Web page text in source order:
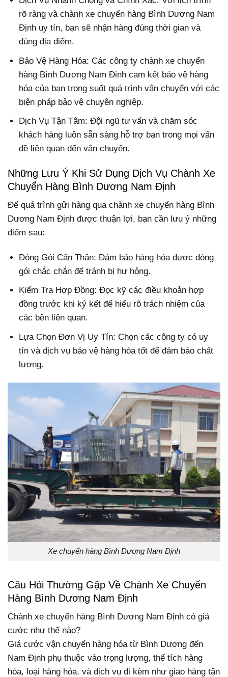
rõ ràng và chành xe chuyển hàng Bình Dương Nam
Định uy tín, bạn sẽ nhận hàng đúng thời gian và
đúng địa điểm.
Bảo Vệ Hàng Hóa: Các công ty chành xe chuyển
hàng Bình Dương Nam Định cam kết bảo vệ hàng
hóa của bạn trong suốt quá trình vận chuyển với các
biện pháp bảo vệ chuyên nghiệp.
Dịch Vụ Tận Tâm: Đội ngũ tư vấn và chăm sóc
khách hàng luôn sẵn sàng hỗ trợ bạn trong mọi vấn
đề liên quan đến vận chuyển.
Những Lưu Ý Khi Sử Dụng Dịch Vụ Chành Xe
Chuyển Hàng Bình Dương Nam Định
Để quá trình gửi hàng qua chành xe chuyển hàng Bình
Dương Nam Định được thuận lợi, bạn cần lưu ý những
điểm sau:
Đóng Gói Cẩn Thận: Đảm bảo hàng hóa được đóng
gói chắc chắn để tránh bị hư hỏng.
Kiểm Tra Hợp Đồng: Đọc kỹ các điều khoản hợp
đồng trước khi ký kết để hiểu rõ trách nhiệm của
các bên liên quan.
Lựa Chọn Đơn Vị Uy Tín: Chọn các công ty có uy
tín và dịch vụ bảo vệ hàng hóa tốt để đảm bảo chất
lượng.
Xe chuyển hàng Bình Dương Nam Định
Câu Hỏi Thường Gặp Về Chành Xe Chuyển
Hàng Bình Dương Nam Định
Chành xe chuyển hàng Bình Dương Nam Định có giá
cước như thế nào?
Giá cước vận chuyển hàng hóa từ Bình Dương đến
Nam Định phụ thuộc vào trọng lượng, thể tích hàng
hóa, loại hàng hóa, và dịch vụ đi kèm như giao hàng tận